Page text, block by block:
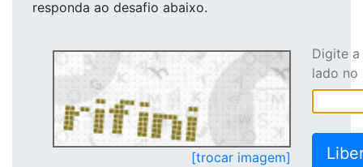
responda ao desafio abaixo.
[trocar imagem]
Digite
lado no